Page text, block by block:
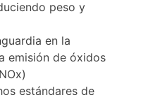
peso y
en la
emisión de óxidos
estándares de